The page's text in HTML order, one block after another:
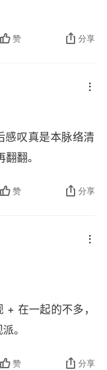
赞 分享
感叹真是本脉络清
翻。
赞 分享
在一起的不多，
。
赞 分享